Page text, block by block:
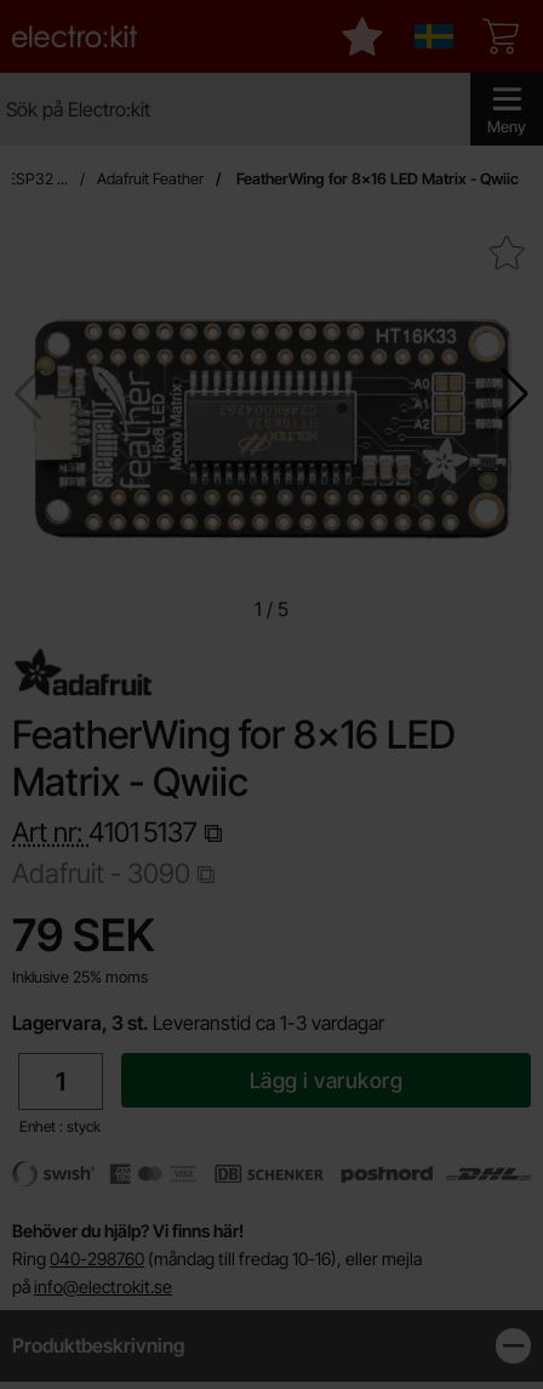
Meny
Startsidan för Electro:kit
Sverige
Mina favoriter
ESP32 ... Adafruit Feather FeatherWing for 8x16 LED Matrix - Qwiic
Makera featherWing for 8x16
1 / 5
FeatherWing for 8x16 LED
Matrix - Qwiic
Art nr: 41015137
Adafruit - 3090
pris
79 SEK
Inklusive 25% moms
Lagervara, 3 st. Leveranstid ca 1-3 vardagar
Enhet : styck
Lägg i varukorg
Behöver du hjälp? Vi finns här!
Ring 040-298760 (måndag till fredag 10-16), eller mejla
på info@electrokit.se
Produktbeskrivning